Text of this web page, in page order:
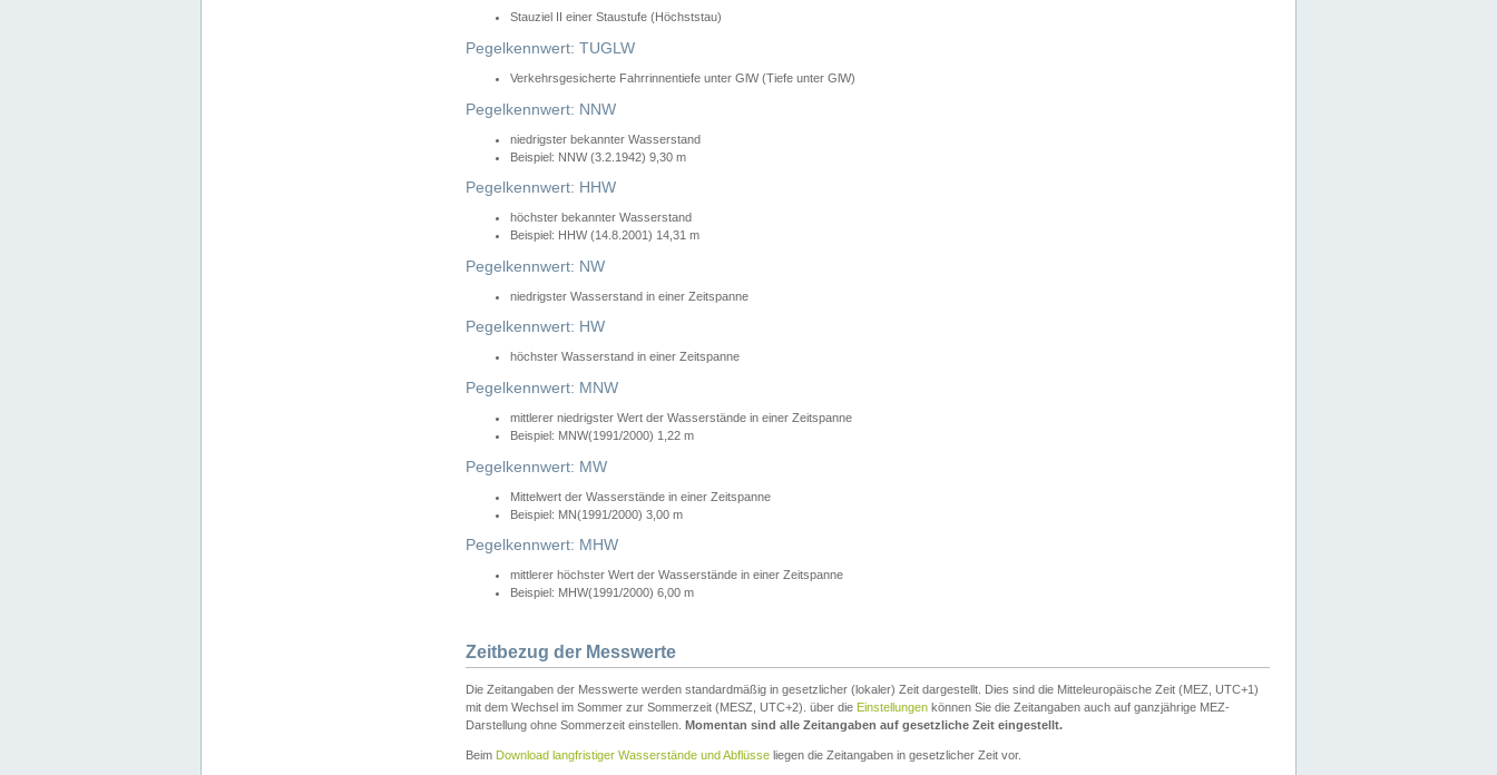
Stauziel II einer Staustufe (Höchststau)
Pegelkennwert: TUGLW
Verkehrsgesicherte Fahrrinnentiefe unter GlW (Tiefe unter GlW)
Pegelkennwert: NNW
niedrigster bekannter Wasserstand
Beispiel: NNW (3.2.1942) 9,30 m
Pegelkennwert: HHW
höchster bekannter Wasserstand
Beispiel: HHW (14.8.2001) 14,31 m
Pegelkennwert: NW
niedrigster Wasserstand in einer Zeitspanne
Pegelkennwert: HW
höchster Wasserstand in einer Zeitspanne
Pegelkennwert: MNW
mittlerer niedrigster Wert der Wasserstände in einer Zeitspanne
Beispiel: MNW(1991/2000) 1,22 m
Pegelkennwert: MW
Mittelwert der Wasserstände in einer Zeitspanne
Beispiel: MN(1991/2000) 3,00 m
Pegelkennwert: MHW
mittlerer höchster Wert der Wasserstände in einer Zeitspanne
Beispiel: MHW(1991/2000) 6,00 m
Zeitbezug der Messwerte
Die Zeitangaben der Messwerte werden standardmäßig in gesetzlicher (lokaler) Zeit dargestellt. Dies sind die Mitteleuropäische Zeit (MEZ, UTC+1)
mit dem Wechsel im Sommer zur Sommerzeit (MESZ, UTC+2). über die Einstellungen können Sie die Zeitangaben auch auf ganzjährige MEZ-
Darstellung ohne Sommerzeit einstellen. Momentan sind alle Zeitangaben auf gesetzliche Zeit eingestellt.
Beim Download langfristiger Wasserstände und Abflüsse liegen die Zeitangaben in gesetzlicher Zeit vor.